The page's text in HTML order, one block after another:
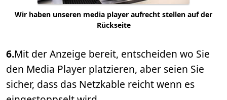
Wir haben unseren media player aufrecht stellen auf der
Rückseite
6.Mit der Anzeige bereit, entscheiden wo Sie
den Media Player platzieren, aber seien Sie
sicher, dass das Netzkable reicht wenn es